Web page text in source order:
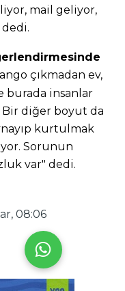
mail geliyor,
çıkmadan ev,
burada insanlar
diğer boyut da
kurtulmak
Sorunun
var" dedi.
08:06